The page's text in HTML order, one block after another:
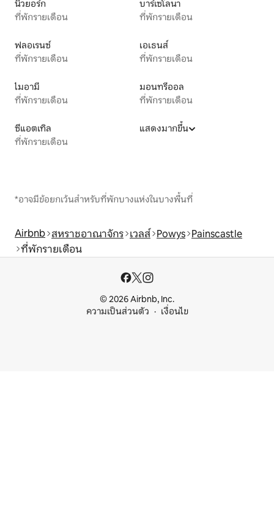
นิวยอร์ก
ที่พักรายเดือน
บาร์เซโลนา
ที่พักรายเดือน
ฟลอเรนซ์
ที่พักรายเดือน
เอเธนส์
ที่พักรายเดือน
ไมอามี
ที่พักรายเดือน
มอนทรีออล
ที่พักรายเดือน
ซีแอตเทิล
ที่พักรายเดือน
แสดงมากขึ้น
*อาจมีข้อยกเว้นสำหรับที่พักบางแห่งในบางพื้นที่
Airbnb สหราชอาณาจักร เวลส์ Powys Painscastle
ที่พักรายเดือน
© 2026 Airbnb, Inc.
ความเป็นส่วนตัว
เงื่อนไข